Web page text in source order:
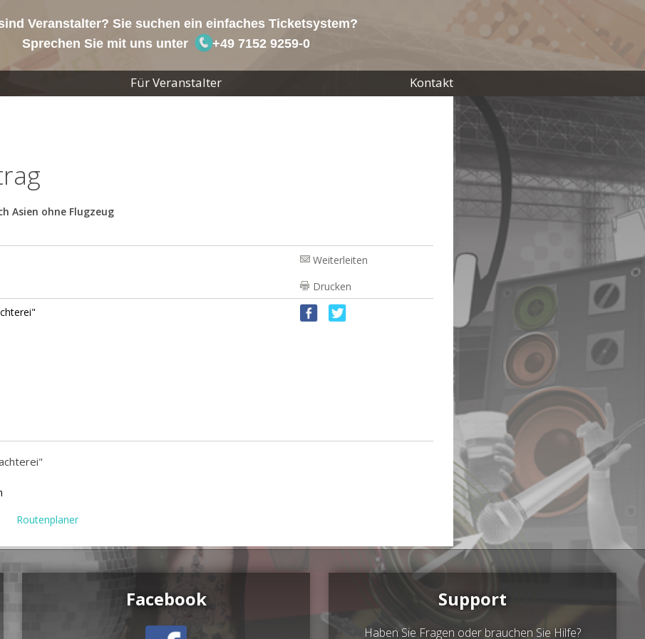
Veranstalter? Sie suchen ein einfaches Ticketsystem?
Sprechen Sie mit uns unter
+49 7152 9259-0
Für Veranstalter Kontakt
Asien ohne Flugzeug
Weiterleiten
Drucken
Routenplaner
Facebook Support
Haben Sie Fragen oder brauchen Sie Hilfe?